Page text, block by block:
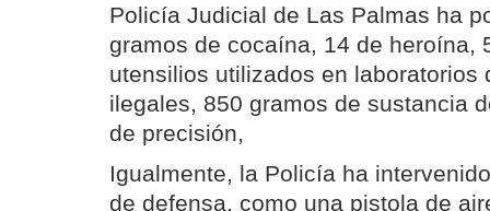
Policía Judicial de Las Palmas ha
gramos de cocaína, 14 de heroína,
utensilios utilizados en laboratorios
ilegales, 850 gramos de sustancia
de precisión,
Igualmente, la Policía ha
de defensa, como una pistola de